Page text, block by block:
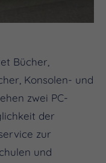
Bücher,
Konsolen- und
zwei PC-
der
zur
und